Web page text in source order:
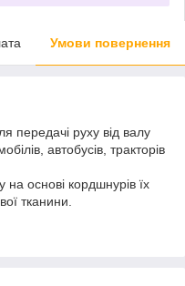
Умови повернення
передачі руху від валу
автобусів, тракторів
основі кордшнурів їх
тканини.